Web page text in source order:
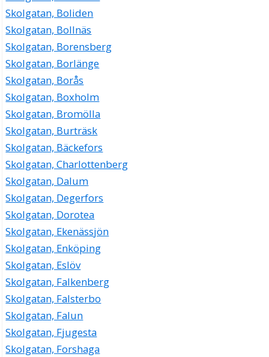
Skolgatan, Boliden
Skolgatan, Bollnäs
Skolgatan, Borensberg
Skolgatan, Borlänge
Skolgatan, Borås
Skolgatan, Boxholm
Skolgatan, Bromölla
Skolgatan, Burträsk
Skolgatan, Bäckefors
Skolgatan, Charlottenberg
Skolgatan, Dalum
Skolgatan, Degerfors
Skolgatan, Dorotea
Skolgatan, Ekenässjön
Skolgatan, Enköping
Skolgatan, Eslöv
Skolgatan, Falkenberg
Skolgatan, Falsterbo
Skolgatan, Falun
Skolgatan, Fjugesta
Skolgatan, Forshaga